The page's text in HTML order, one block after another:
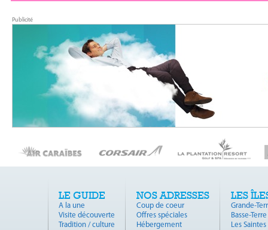
LE GUIDE
A la une
Visite découverte
Tradition / culture
NOS ADRESSES
Coup de coeur
Offres spéciales
Hébergement
LES
Grande-
Basse-Terre
Les Saintes